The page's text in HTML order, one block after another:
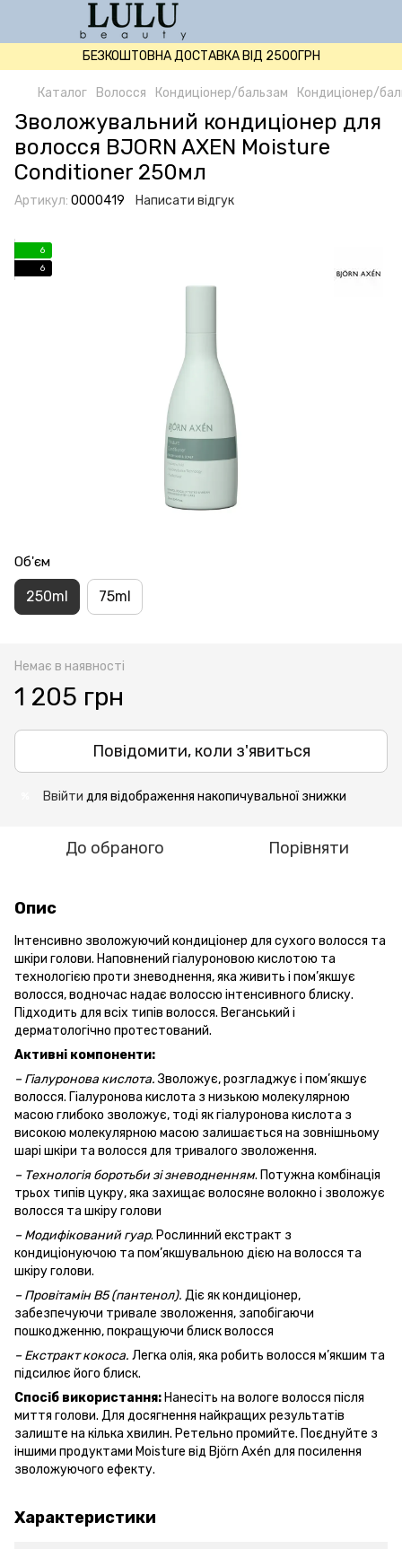
БЕЗКОШТОВНА ДОСТАВКА ВІД 2500ГРН
Каталог Волосся Кондиціонер/бальзам Кондиціонер/
Зволожувальний кондиціонер для
волосся BJORN AXEN Moisture
Conditioner 250мл
Артикул: 0000419 Написати відгук
6
6
Об'єм
250ml 75ml
Немає в наявності
1 205 грн
Повідомити, коли з'явиться
Ввійти для відображення накопичувальної знижки
До обраного Порівняти
Опис
Інтенсивно зволожуючий кондиціонер для сухого волосся та
шкіри голови. Наповнений гіалуроновою кислотою та
технологією проти зневоднення, яка живить і пом’якшує
волосся, водночас надає волоссю інтенсивного блиску.
Підходить для всіх типів волосся. Веганський і
дерматологічно протестований.
Активні компоненти:
– Гіалуронова кислота.Зволожує, розгладжує і пом’якшує
волосся. Гіалуронова кислота з низькою молекулярною
масою глибоко зволожує, тоді як гіалуронова кислота з
високою молекулярною масою залишається на зовнішньому
шарі шкіри та волосся для тривалого зволоження.
– Технологія боротьби зі зневодненням. Потужна комбінація
трьох типів цукру, яка захищає волосяне волокно і зволожує
волосся та шкіру голови
– Модифікований гуар. Рослинний екстракт з
кондиціонуючою та пом’якшувальною дією на волосся та
шкіру голови.
– Провітамін В5 (пантенол). Діє як кондиціонер,
забезпечуючи тривале зволоження, запобігаючи
пошкодженню, покращуючи блиск волосся
– Екстракт кокоса. Легка олія, яка робить волосся м’якшим та
підсилює його блиск.
Спосіб використання: Нанесіть на вологе волосся після
миття голови. Для досягнення найкращих результатів
залиште на кілька хвилин. Ретельно промийте. Поєднуйте з
іншими продуктами Moisture від Björn Axén для посилення
зволожуючого ефекту.
Характеристики